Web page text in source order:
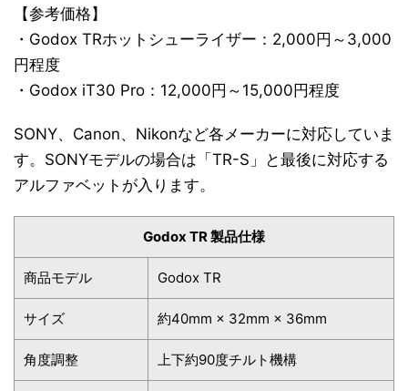
【参考価格】
・Godox TRホットシューライザー：2,000円～3,000
円程度
・Godox iT30 Pro：12,000円～15,000円程度
SONY、Canon、Nikonなど各メーカーに対応していま
す。SONYモデルの場合は「TR-S」と最後に対応する
アルファベットが入ります。
Godox TR 製品仕様
商品モデル Godox TR
サイズ 約40mm × 32mm × 36mm
角度調整 上下約90度チルト機構